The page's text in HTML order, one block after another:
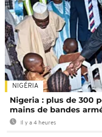
NIGÉRIA
Nigeria : plus de 300
mains de bandes
Il y a 4 heures